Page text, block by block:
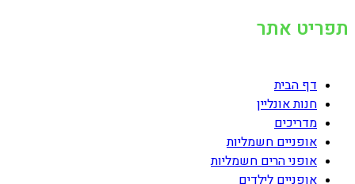
תפריט אתר
דף הבית
חנות אונליין
מדריכים
אופניים חשמליות
אופני הרים חשמליות
אופניים לילדים